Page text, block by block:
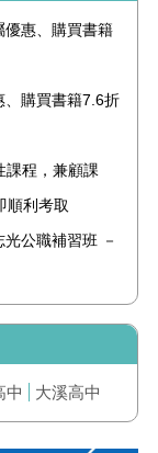
優惠、購買書籍
、購買書籍7.6折
課程，兼顧課
順利考取
公職補習班 －
中 大溪高中